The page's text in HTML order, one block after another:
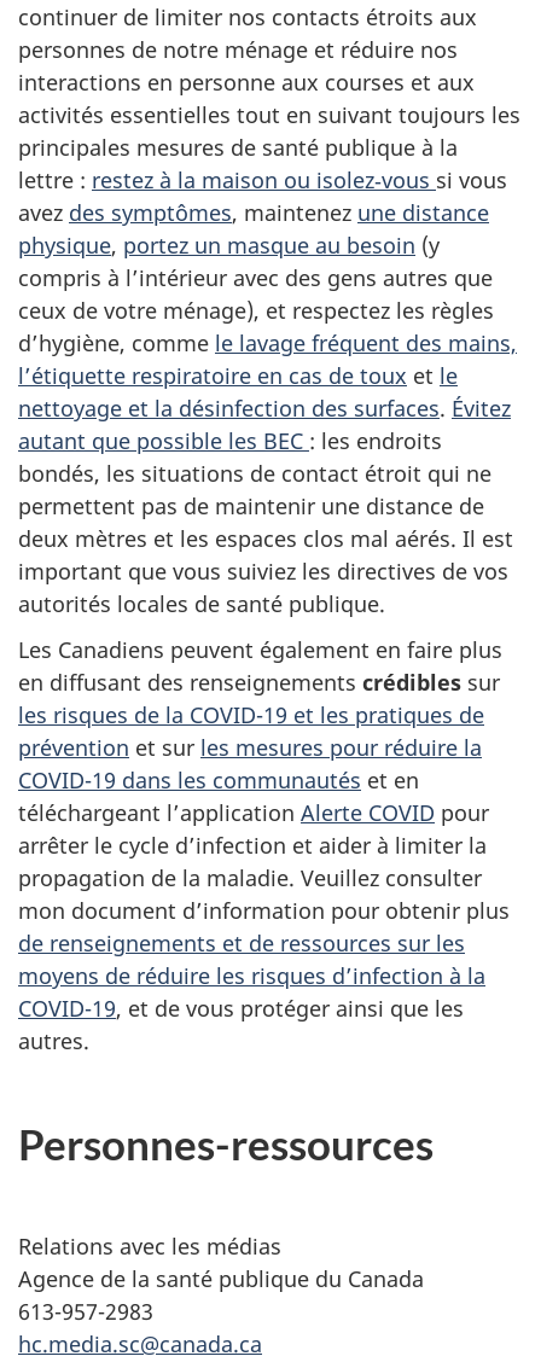
continuer de limiter nos contacts étroits aux
personnes de notre ménage et réduire nos
interactions en personne aux courses et aux
activités essentielles tout en suivant toujours les
principales mesures de santé publique à la
lettre : restez à la maison ou isolez‑vous si vous
avez des symptômes, maintenez une distance
physique, portez un masque au besoin (y
compris à l’intérieur avec des gens autres que
ceux de votre ménage), et respectez les règles
d’hygiène, comme le lavage fréquent des mains,
l’étiquette respiratoire en cas de toux et le
nettoyage et la désinfection des surfaces. Évitez
autant que possible les BEC : les endroits
bondés, les situations de contact étroit qui ne
permettent pas de maintenir une distance de
deux mètres et les espaces clos mal aérés. Il est
important que vous suiviez les directives de vos
autorités locales de santé publique.
Les Canadiens peuvent également en faire plus
en diffusant des renseignements crédibles sur
les risques de la COVID-19 et les pratiques de
prévention et sur les mesures pour réduire la
COVID-19 dans les communautés et en
téléchargeant l’application Alerte COVID pour
arrêter le cycle d’infection et aider à limiter la
propagation de la maladie. Veuillez consulter
mon document d’information pour obtenir plus
de renseignements et de ressources sur les
moyens de réduire les risques d’infection à la
COVID-19, et de vous protéger ainsi que les
autres.
Personnes-ressources
Relations avec les médias
Agence de la santé publique du Canada
613-957-2983
hc.media.sc@canada.ca